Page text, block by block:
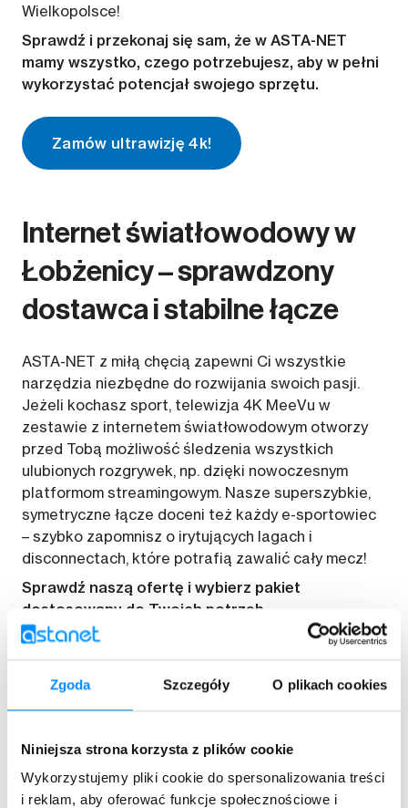
Zgoda Szczegóły O plikach cookies
Niniejsza strona korzysta z plików cookie
Wykorzystujemy pliki cookie do spersonalizowania treści
i reklam, aby oferować funkcje społecznościowe i
Wielkopolsce!
Sprawdź i przekonaj się sam, że w ASTA-NET
mamy wszystko, czego potrzebujesz, aby w pełni
wykorzystać potencjał swojego sprzętu.
Zamów ultrawizję 4k!
Internet światłowodowy w
Łobżenicy – sprawdzony
dostawca i stabilne łącze
ASTA-NET z miłą chęcią zapewni Ci wszystkie
narzędzia niezbędne do rozwijania swoich pasji.
Jeżeli kochasz sport, telewizja 4K MeeVu w
zestawie z internetem światłowodowym otworzy
przed Tobą możliwość śledzenia wszystkich
ulubionych rozgrywek, np. dzięki nowoczesnym
platformom streamingowym. Nasze superszybkie,
symetryczne łącze doceni też każdy e-sportowiec
– szybko zapomnisz o irytujących lagach i
disconnectach, które potrafią zawalić cały mecz!
Sprawdź naszą ofertę i wybierz pakiet
dostosowany do Twoich potrzeb.